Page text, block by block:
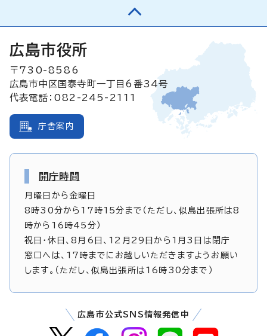
広島市役所
〒730-8586
広島市中区国泰寺町一丁目6番34号
代表電話：082-245-2111
庁舎案内
開庁時間
月曜日から金曜日
8時30分から17時15分まで（ただし、似島出張所は8
時から16時45分）
祝日・休日、8月6日、12月29日から1月3日は閉庁
窓口へは、17時までにお越しいただきますようお願い
します。（ただし、似島出張所は16時30分まで）
広島市公式SNS情報発信中